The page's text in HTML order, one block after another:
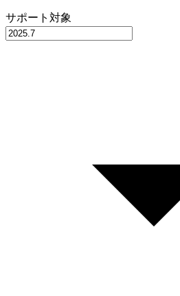
サポート対象